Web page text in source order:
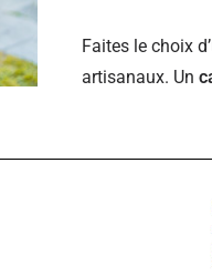
Faites le choix
artisanaux. Un